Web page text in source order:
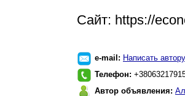
Сайт: https://
e-mail: Написать автору
Телефон:
Автор объявления: